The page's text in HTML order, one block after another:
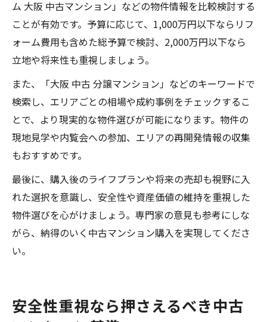
ム 大阪 中古マンション」などの物件情報を比較検討する
ことが有効です。予算に応じて、1,000万円以下ならリフ
ォーム費用も含めた総予算で検討、2,000万円以下なら
立地や将来性も重視しましょう。
また、「大阪 中古 分譲マンション」などのキーワードで
検索し、エリアごとの相場や成約事例をチェックするこ
とで、より現実的な物件選びが可能になります。物件の
現地見学や内覧会への参加、エリアの再開発情報の収集
もおすすめです。
最後に、購入後のライフプランや将来の売却も視野に入
れた選択を意識し、安全性や資産価値の維持を重視した
物件選びを心がけましょう。専門家の意見も参考にしな
がら、納得のいく中古マンション購入を実現してくださ
い。
安全性重視なら押さえるべき中古